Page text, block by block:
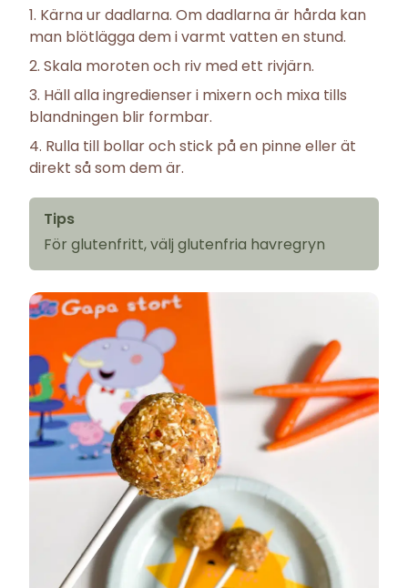
Kärna ur dadlarna. Om dadlarna är hårda kan
man blötlägga dem i varmt vatten en stund.
Skala moroten och riv med ett rivjärn.
Häll alla ingredienser i mixern och mixa tills
blandningen blir formbar.
Rulla till bollar och stick på en pinne eller ät
direkt så som dem är.
Tips
För glutenfritt, välj glutenfria havregryn